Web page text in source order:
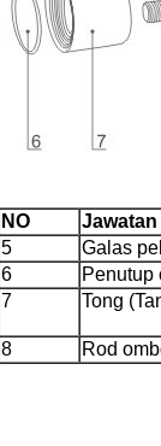
NO Jawatan
5 Galas
6 Penutup
7 Tong
8 Rod